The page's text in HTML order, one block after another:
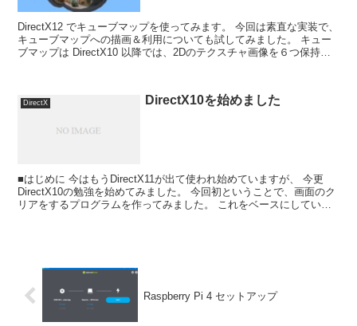
DirectX12 でキューブマップを使ってみます。 今回は素直な実装で、
キューブマップへの描画＆利用についても試してみました。 キュー
ブマップは DirectX10 以降では、2Dのテクスチャ画像を６つ保持す
DirectX DirectX10を始めました
■はじめに 今はもうDirectX11が出て使われ始めていますが、 今更
DirectX10の勉強を始めてみました。 今回初ということで、画面のク
リアをするプログラムを作ってみました。 これをベースにしていろ
Raspberry Pi 4 セットアップ